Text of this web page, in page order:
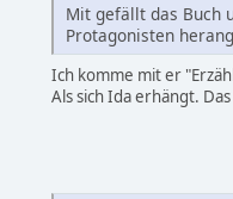
Mit gefällt das Buch
Protagonisten
Ich komme mit er
Als sich Ida erhängt.